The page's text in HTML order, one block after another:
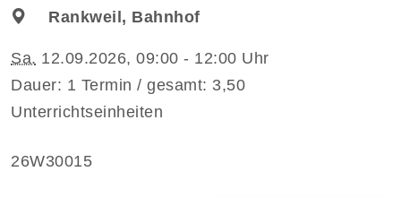
Rankweil, Bahnhof
Sa. 12.09.2026, 09:00 - 12:00 Uhr
Dauer: 1 Termin / gesamt: 3,50
Unterrichtseinheiten
26W30015